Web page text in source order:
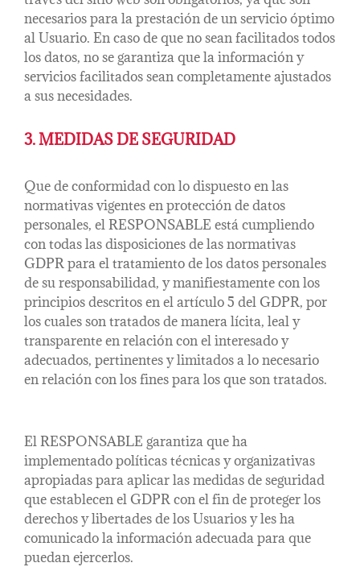
necesarios para la prestación de un servicio óptimo
al Usuario. En caso de que no sean facilitados todos
los datos, no se garantiza que la información y
servicios facilitados sean completamente ajustados
a sus necesidades.
3. MEDIDAS DE SEGURIDAD
Que de conformidad con lo dispuesto en las
normativas vigentes en protección de datos
personales, el RESPONSABLE está cumpliendo
con todas las disposiciones de las normativas
GDPR para el tratamiento de los datos personales
de su responsabilidad, y manifiestamente con los
principios descritos en el artículo 5 del GDPR, por
los cuales son tratados de manera lícita, leal y
transparente en relación con el interesado y
adecuados, pertinentes y limitados a lo necesario
en relación con los fines para los que son tratados.
El RESPONSABLE garantiza que ha
implementado políticas técnicas y organizativas
apropiadas para aplicar las medidas de seguridad
que establecen el GDPR con el fin de proteger los
derechos y libertades de los Usuarios y les ha
comunicado la información adecuada para que
puedan ejercerlos.